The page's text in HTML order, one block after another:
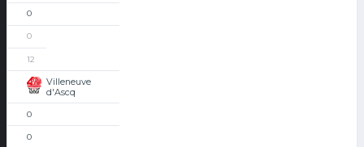
0
0
12
Villeneuve
d'Ascq
0
0